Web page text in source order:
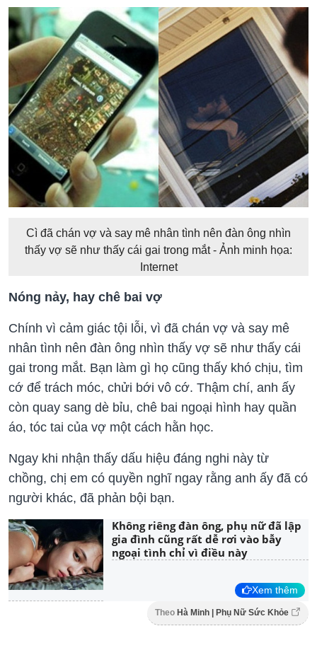
Cì đã chán vợ và say mê nhân tình nên đàn ông nhìn
thấy vợ sẽ như thấy cái gai trong mắt - Ảnh minh họa:
Internet
Nóng nảy, hay chê bai vợ
Chính vì cảm giác tội lỗi, vì đã chán vợ và say mê
nhân tình nên đàn ông nhìn thấy vợ sẽ như thấy cái
gai trong mắt. Bạn làm gì họ cũng thấy khó chịu, tìm
cớ để trách móc, chửi bới vô cớ. Thậm chí, anh ấy
còn quay sang dè bỉu, chê bai ngoại hình hay quần
áo, tóc tai của vợ một cách hằn học.
Ngay khi nhận thấy dấu hiệu đáng nghi này từ
chồng, chị em có quyền nghĩ ngay rằng anh ấy đã có
người khác, đã phản bội bạn.
Không riêng đàn ông, phụ nữ đã lập
gia đình cũng rất dễ rơi vào bẫy
ngoại tình chỉ vì điều này
Xem thêm
Theo Hà Minh | Phụ Nữ Sức Khỏe